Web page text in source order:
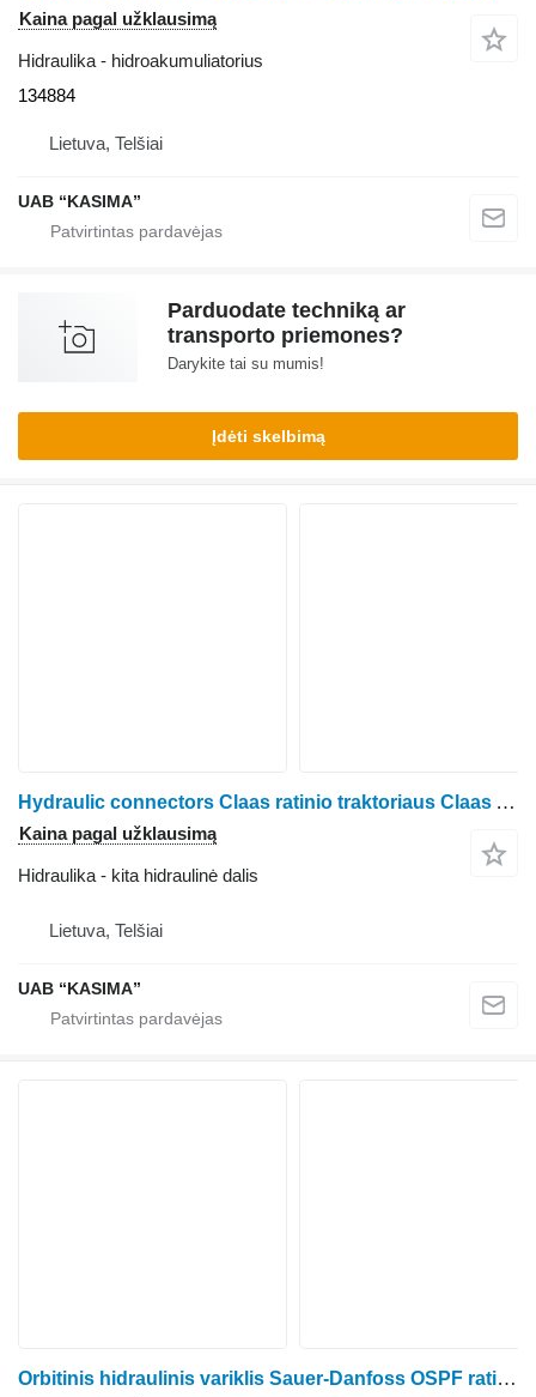
Kaina pagal užklausimą
Hidraulika - hidroakumuliatorius
134884
Lietuva, Telšiai
UAB “KASIMA”
Parduodate techniką ar
transporto priemones?
Darykite tai su mumis!
Įdėti skelbimą
Hydraulic connectors Claas ratinio traktoriaus Claas Arion 530
Kaina pagal užklausimą
Hidraulika - kita hidraulinė dalis
Lietuva, Telšiai
UAB “KASIMA”
Orbitinis hidraulinis variklis Sauer-Danfoss OSPF ratinio traktoriaus Claas Arion 530